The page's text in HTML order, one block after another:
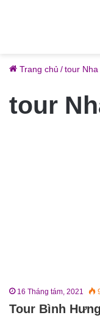
Trang chủ /tour Nha
tour
16 Tháng tám, 2021
Tour Bình